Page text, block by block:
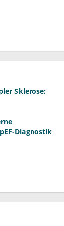
Sklerose:
Diagnostik